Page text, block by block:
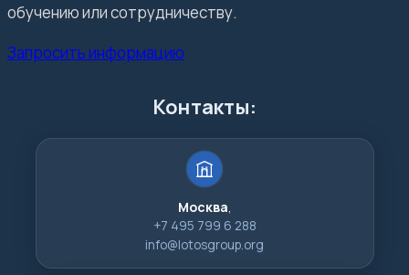
обучению или сотрудничеству.
Запросить информацию
Контакты:
Москва,
+7 495 799 6 288
info@lotosgroup.org